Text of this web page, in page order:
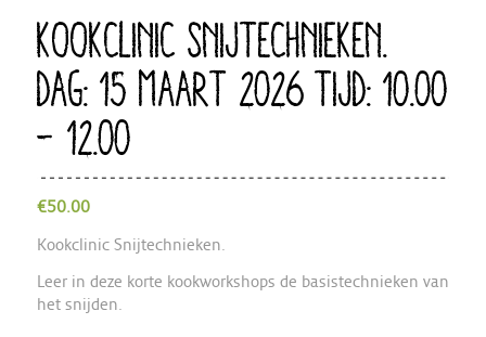
KOOKCLINIC SNIJTECHNIEKEN.
DAG: 15 MAART 2026 TIJD: 10.00
– 12.00
€50.00
Kookclinic Snijtechnieken.
Leer in deze korte kookworkshops de basistechnieken van
het snijden.